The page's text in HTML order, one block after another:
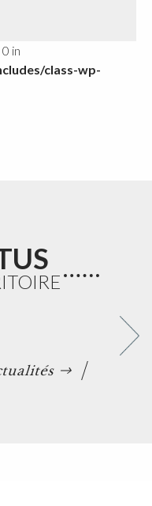
in
class-wp-